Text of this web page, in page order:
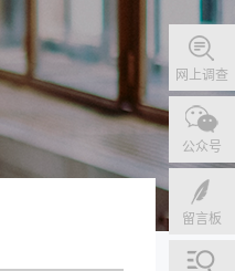
网上调查
公众号
留言板